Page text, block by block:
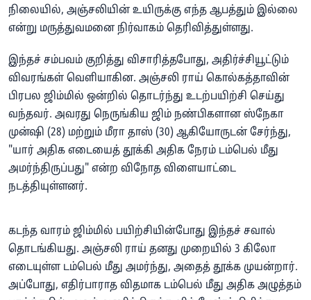
நிலையில், அஞ்சலியின் உயிருக்கு எந்த ஆபத்தும் இல்லை
என்று மருத்துவமனை நிர்வாகம் தெரிவித்துள்ளது.
இந்தச் சம்பவம் குறித்து விசாரித்தபோது, அதிர்ச்சியூட்டும்
விவரங்கள் வெளியாகின. அஞ்சலி ராய் கொல்கத்தாவின்
பிரபல ஜிம்மில் ஒன்றில் தொடர்ந்து உடற்பயிற்சி செய்து
வந்தவர். அவரது நெருங்கிய ஜிம் நண்பிகளான ஸ்நேகா
முன்ஷி (28) மற்றும் மீரா தாஸ் (30) ஆகியோருடன் சேர்ந்து,
"யார் அதிக எடையைத் தூக்கி அதிக நேரம் டம்பெல் மீது
அமர்ந்திருப்பது" என்ற விநோத விளையாட்டை
நடத்தியுள்ளனர்.
கடந்த வாரம் ஜிம்மில் பயிற்சியின்போது இந்தச் சவால்
தொடங்கியது. அஞ்சலி ராய் தனது முறையில் 3 கிலோ
எடையுள்ள டம்பெல் மீது அமர்ந்து, அதைத் தூக்க முயன்றார்.
அப்போது, எதிர்பாராத விதமாக டம்பெல் மீது அதிக அழுத்தம்